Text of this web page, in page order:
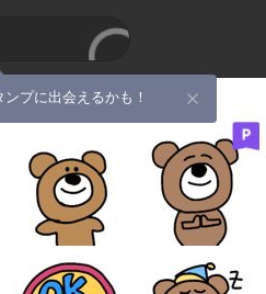
プに出会えるかも！